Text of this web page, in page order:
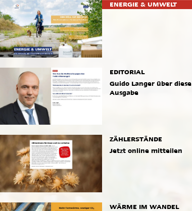
ENERGIE & UMWELT
EDITORIAL
Guido Langer über diese
Ausgabe
ZÄHLERSTÄNDE
Jetzt online mitteilen
WÄRME IM WANDEL